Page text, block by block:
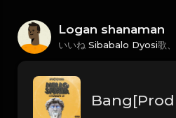
Logan shanaman
いいね Sibabalo Dyosi歌、